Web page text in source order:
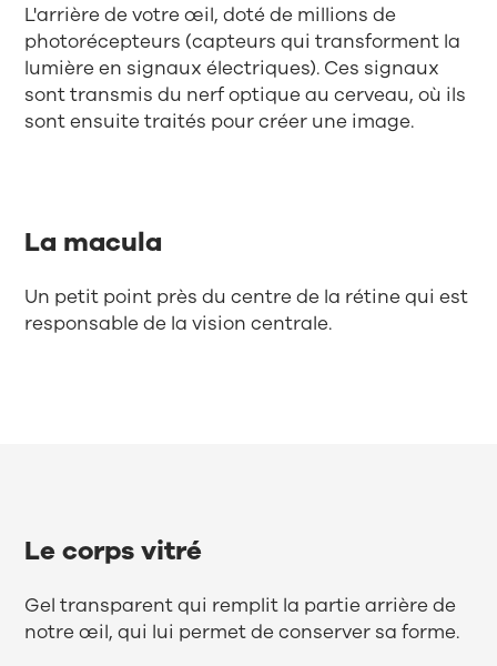
L'arrière de votre œil, doté de millions de
photorécepteurs (capteurs qui transforment la
lumière en signaux électriques). Ces signaux
sont transmis du nerf optique au cerveau, où ils
sont ensuite traités pour créer une image.
La macula
Un petit point près du centre de la rétine qui est
responsable de la vision centrale.
Le corps vitré
Gel transparent qui remplit la partie arrière de
notre œil, qui lui permet de conserver sa forme.